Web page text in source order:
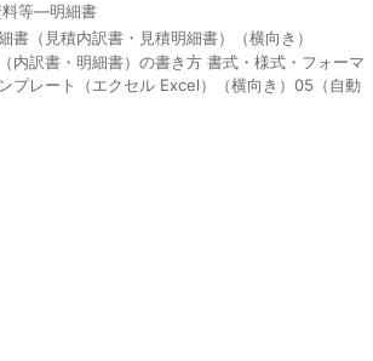
料等―明細書
（見積内訳書・見積明細書）（横向き）
内訳書・明細書）の書き方 書式・様式・フォーマ
プレート（エクセル Excel）（横向き）05（自動